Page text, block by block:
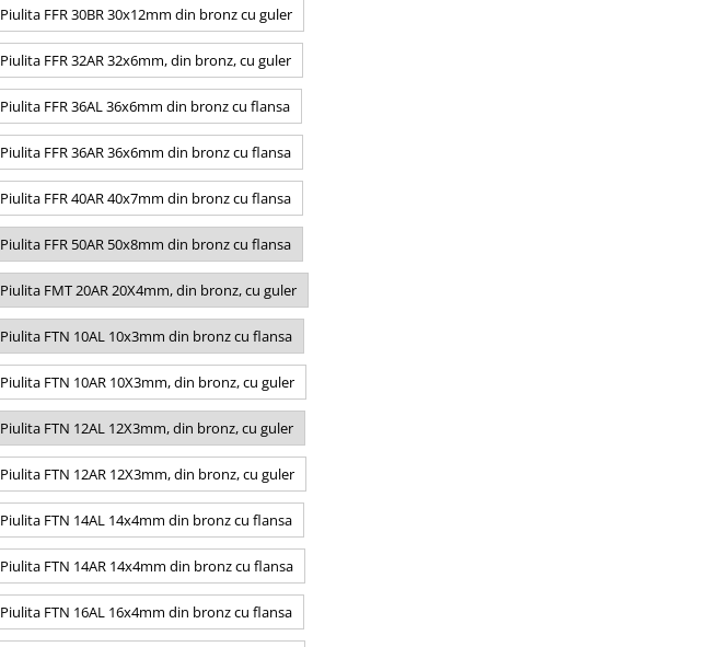
Piulita FFR 30BR 30x12mm din bronz cu guler
Piulita FFR 32AR 32x6mm, din bronz, cu guler
Piulita FFR 36AL 36x6mm din bronz cu flansa
Piulita FFR 36AR 36x6mm din bronz cu flansa
Piulita FFR 40AR 40x7mm din bronz cu flansa
Piulita FFR 50AR 50x8mm din bronz cu flansa
Piulita FMT 20AR 20X4mm, din bronz, cu guler
Piulita FTN 10AL 10x3mm din bronz cu flansa
Piulita FTN 10AR 10X3mm, din bronz, cu guler
Piulita FTN 12AL 12X3mm, din bronz, cu guler
Piulita FTN 12AR 12X3mm, din bronz, cu guler
Piulita FTN 14AL 14x4mm din bronz cu flansa
Piulita FTN 14AR 14x4mm din bronz cu flansa
Piulita FTN 16AL 16x4mm din bronz cu flansa